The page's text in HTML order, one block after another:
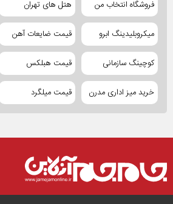
فروشگاه انتخاب من هتل های تهران
میکروبلیدینگ ابرو قیمت ضایعات آهن
کوچینگ سازمانی قیمت هبلکس
خرید میز اداری مدرن قیمت میلگرد